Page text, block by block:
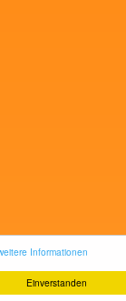
Einverstanden
Informationen